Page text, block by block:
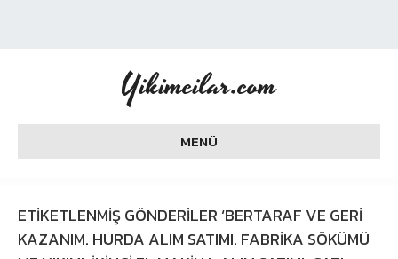
Yikimcilar.com
MENÜ
ETIKETLENMIŞ GÖNDERILER ‘BERTARAF VE GERI
KAZANIM. HURDA ALIM SATIMI. FABRIKA SÖKÜMÜ